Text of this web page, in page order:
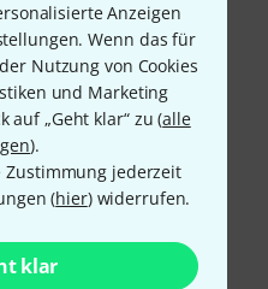
Anzeigen
Wenn das für
Nutzung von Cookies
und Marketing
auf „Geht klar“ zu (alle
).
Zustimmung jederzeit
(hier) widerrufen.
klar
per Nachnahme,
Klarna Sofort bezahlen,